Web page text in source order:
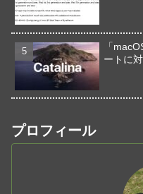
「
ートに
プロフィール